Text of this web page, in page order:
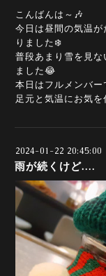
こんばんは～🎶
今日は昼間の気温
りました❄️
普段あまり雪を見
ました😂
本日はフルメンバ
足元と気温にお気
2024-01-22 20:45:00
雨が続くけど.…